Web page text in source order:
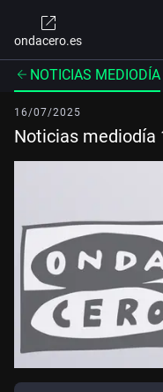
ondacero.es
NOTICIAS MEDIODÍA
16/07/2025
Noticias mediodía